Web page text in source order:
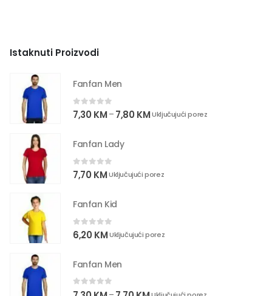
Istaknuti Proizvodi
Fanfan Men
0out of 5
7,30 KM– 7,80 KMUključujući porez
Fanfan Lady
0out of 5
7,70 KMUključujući porez
Fanfan Kid
0out of 5
6,20 KMUključujući porez
Fanfan Men
0out of 5